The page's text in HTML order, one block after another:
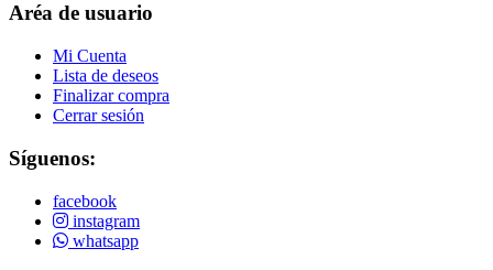
Aréa de usuario
Mi Cuenta
Lista de deseos
Finalizar compra
Cerrar sesión
Síguenos:
facebook
instagram
whatsapp